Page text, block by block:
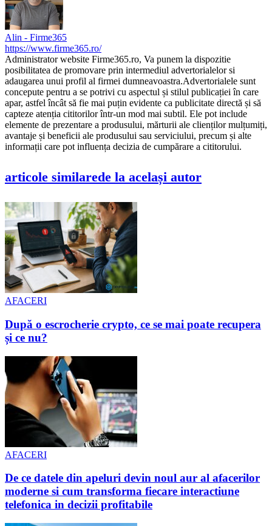
Alin - Firme365
https://www.firme365.ro/
Administrator website Firme365.ro, Va punem la dispozitie
posibilitatea de promovare prin intermediul advertorialelor si
adaugarea unui profil al firmei dumneavoastra.Advertorialele sunt
concepute pentru a se potrivi cu aspectul și stilul publicației în care
apar, astfel încât să fie mai puțin evidente ca publicitate directă și să
capteze atenția cititorilor într-un mod mai subtil. Ele pot include
elemente de prezentare a produsului, mărturii ale clienților mulțumiți,
avantaje și beneficii ale produsului sau serviciului, precum și alte
informații care pot influența decizia de cumpărare a cititorului.
articole similarede la același autor
AFACERI
După o escrocherie crypto, ce se mai poate recupera
și ce nu?
AFACERI
De ce datele din apeluri devin noul aur al afacerilor
moderne si cum transforma fiecare interactiune
telefonica in decizii profitabile